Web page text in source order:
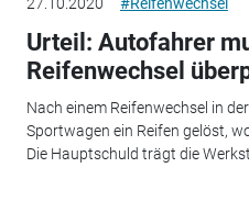
Urteil: Autofahrer
Reifenwechsel
Nach einem Reifenwechsel in
Sportwagen ein Reifen gelöst,
Die Hauptschuld trägt die